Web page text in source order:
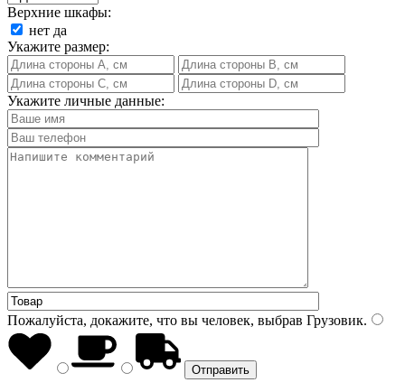
Верхние шкафы:
нет да
Укажите размер:
Укажите личные данные:
Пожалуйста, докажите, что вы человек, выбрав Грузовик.